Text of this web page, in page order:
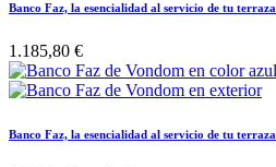
Banco Faz, la esencialidad al servicio de tu terraza
1.185,80 €
Banco Faz, la esencialidad al servicio de tu terraza